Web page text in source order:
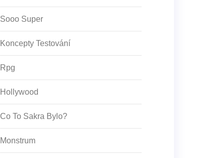
Sooo Super
Koncepty Testování
Rpg
Hollywood
Co To Sakra Bylo?
Monstrum